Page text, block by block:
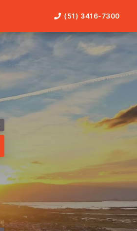
(51) 3416-7300